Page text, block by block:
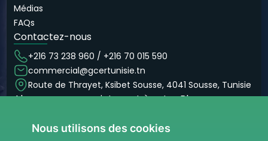
Contactez-nous
+216 73 238 960 / +216 70 015 590
commercial@gcertunisie.tn
Route de Thrayet, Ksibet Sousse, 4041 Sousse, Tunisie
Médias
FAQs
Abonnez-vous maintenant à notre Blog
Nous utilisons des cookies